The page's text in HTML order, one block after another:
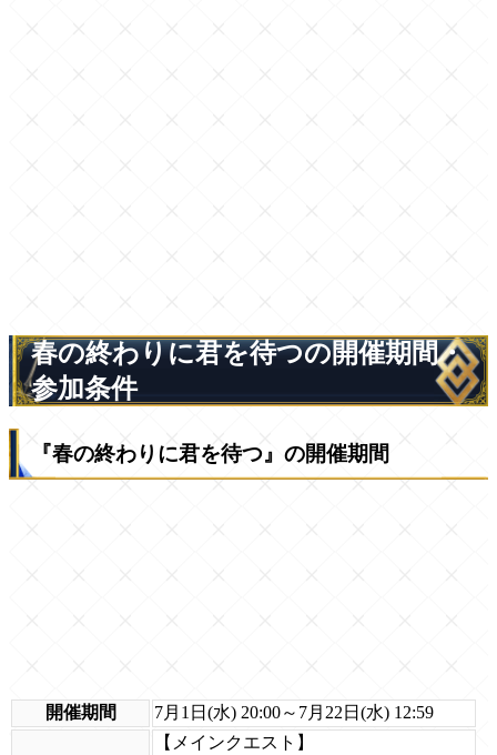
春の終わりに君を待つの開催期間・
参加条件
『春の終わりに君を待つ』の開催期間
開催期間 7月1日(水) 20:00～7月22日(水) 12:59
【メインクエスト】